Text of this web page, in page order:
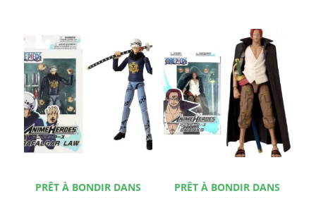
PRÊT À BONDIR DANS
PRÊT À BONDIR DANS